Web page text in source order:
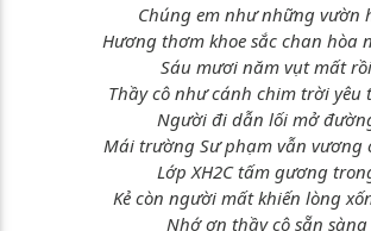
Chúng em như những vườn
Hương thơm khoe sắc chan hòa
Sáu mươi năm vụt mất rồi
Thầy cô như cánh chim trời yêu
Người đi dẫn lối mở
Mái trường Sư phạm vẫn vương
Lớp XH2C tấm gương
Kẻ còn người mất khiến lòng
Nhớ ơn thầy cô sẵn sàng